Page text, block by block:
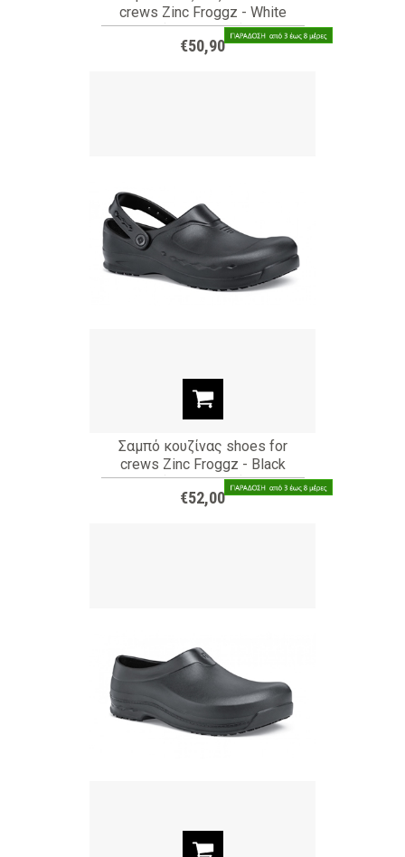
crews Zinc Froggz - White
(ΚΩΔ: 62138)
€50,90
Σαμπό κουζίνας shoes for
crews Zinc Froggz - Black
(ΚΩΔ: 66064)
€52,00